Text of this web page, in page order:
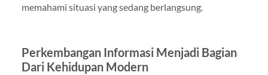
memahami situasi yang sedang berlangsung.
Perkembangan Informasi Menjadi Bagian
Dari Kehidupan Modern